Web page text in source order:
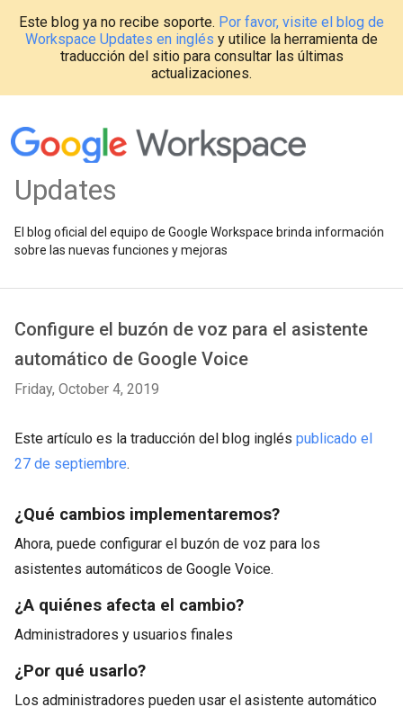
Este blog ya no recibe soporte. Por favor, visite el blog de
Workspace Updates en inglés y utilice la herramienta de
traducción del sitio para consultar las últimas
actualizaciones.
Updates
El blog oficial del equipo de Google Workspace brinda información
sobre las nuevas funciones y mejoras
Configure el buzón de voz para el asistente
automático de Google Voice
Friday, October 4, 2019
Este artículo es la traducción del blog inglés publicado el
27 de septiembre.
¿Qué cambios implementaremos?
Ahora, puede configurar el buzón de voz para los
asistentes automáticos de Google Voice.
¿A quiénes afecta el cambio?
Administradores y usuarios finales
¿Por qué usarlo?
Los administradores pueden usar el asistente automático